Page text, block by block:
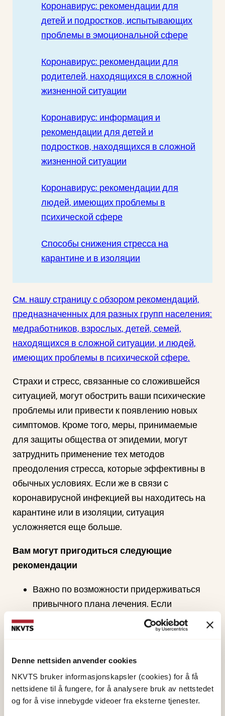
Denne nettsiden anvender cookies
NKVTS bruker informasjonskapsler (cookies) for å få
nettsidene til å fungere, for å analysere bruk av nettstedet
og for å vise innebygde videoer fra eksterne tjenester.
Коронавирус: рекомендации для
детей и подростков, испытывающих
проблемы в эмоциональной сфере
Коронавирус: рекомендации для
родителей, находящихся в сложной
жизненной ситуации
Коронавирус: информация и
рекомендации для детей и
подростков, находящихся в сложной
жизненной ситуации
Коронавирус: рекомендации для
людей, имеющих проблемы в
психической сфере
Способы снижения стресса на
карантине и в изоляции
См. нашу страницу с обзором рекомендаций,
предназначенных для разных групп населения:
медработников, взрослых, детей, семей,
находящихся в сложной ситуации, и людей,
имеющих проблемы в психической сфере.
Страхи и стресс, связанные со сложившейся
ситуацией, могут обострить ваши психические
проблемы или привести к появлению новых
симптомов. Кроме того, меры, принимаемые
для защиты общества от эпидемии, могут
затруднить применение тех методов
преодоления стресса, которые эффективны в
обычных условиях. Если же в связи с
коронавирусной инфекцией вы находитесь на
карантине или в изоляции, ситуация
усложняется еще больше.
Вам могут пригодиться следующие
рекомендации
Важно по возможности придерживаться
привычного плана лечения. Если
необходимо или у вас есть вопросы,
свяжитесь со своим лечащим врачом или
вам помощь. Это особенно важно, если вы
полагаете, что ваше психическое
здоровье значительно ухудшилось. Не
допускайте, чтобы борьба с инфекцией